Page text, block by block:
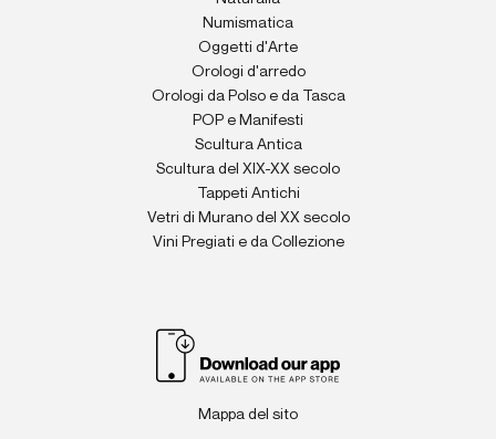
Numismatica
Oggetti d'Arte
Orologi d'arredo
Orologi da Polso e da Tasca
POP e Manifesti
Scultura Antica
Scultura del XIX-XX secolo
Tappeti Antichi
Vetri di Murano del XX secolo
Vini Pregiati e da Collezione
Mappa del sito